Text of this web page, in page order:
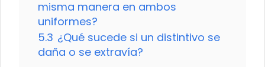
misma manera en ambos
uniformes?
5.3 ¿Qué sucede si un distintivo se
daña o se extravía?